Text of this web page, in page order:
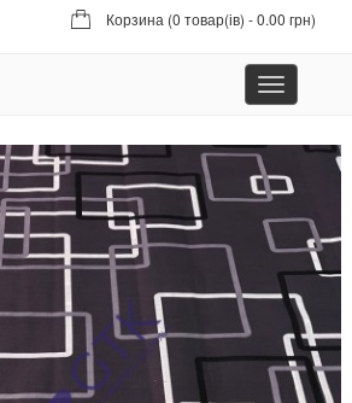
Корзина (0 товар(ів) - 0.00 грн)
Toggle
navigation